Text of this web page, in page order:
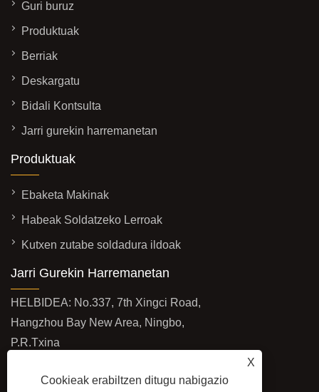
X
Cookieak erabiltzen ditugu nabigazio
Guri buruz
Produktuak
Berriak
Deskargatu
Bidali Kontsulta
Jarri gurekin harremanetan
Produktuak
Ebaketa Makinak
Habeak Soldatzeko Lerroak
Kutxen zutabe soldadura ildoak
Jarri Gurekin Harremanetan
HELBIDEA: No.337, 7th Xingci Road,
Hangzhou Bay New Area, Ningbo,
P.R.Txina
export@jinfeng-weldcut.com